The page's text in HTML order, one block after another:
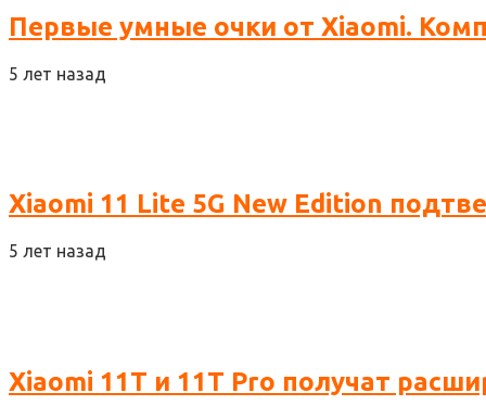
Первые умные очки от Xiaomi.
5 лет назад
Xiaomi 11 Lite 5G New Edition
5 лет назад
Xiaomi 11T и 11T Pro получат